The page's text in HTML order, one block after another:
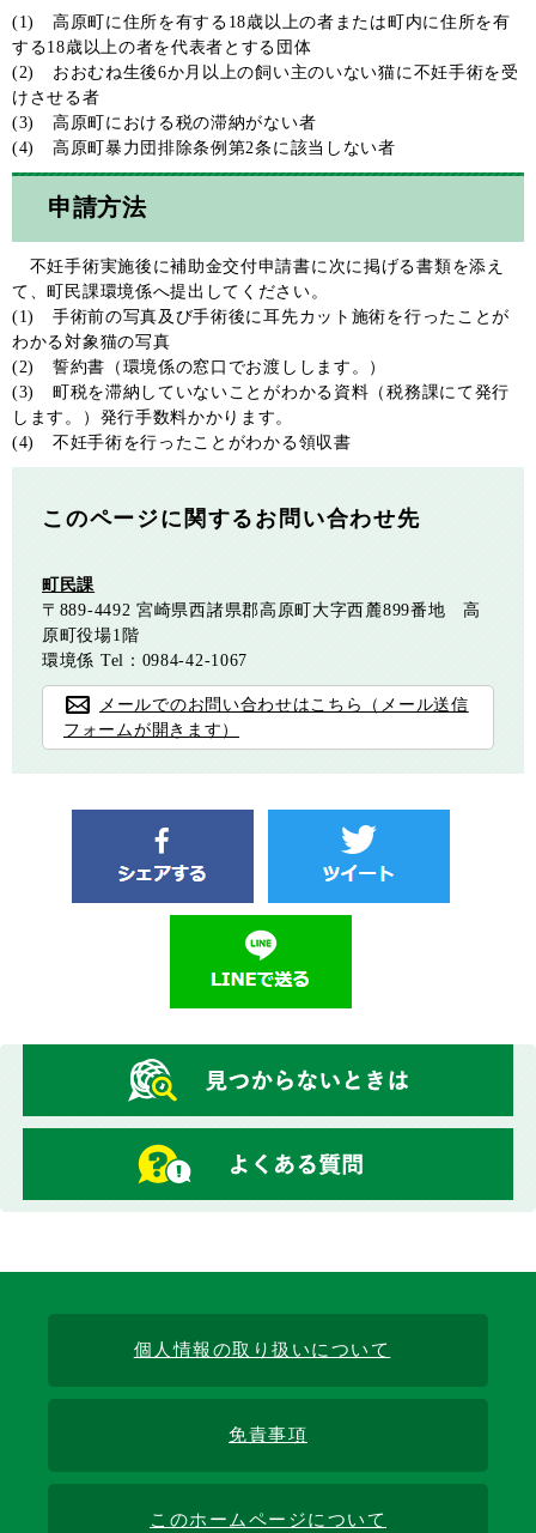
(1) 高原町に住所を有する18歳以上の者または町内に住所を有
する18歳以上の者を代表者とする団体
(2) おおむね生後6か月以上の飼い主のいない猫に不妊手術を受
けさせる者
(3) 高原町における税の滞納がない者
(4) 高原町暴力団排除条例第2条に該当しない者
申請方法
不妊手術実施後に補助金交付申請書に次に掲げる書類を添え
て、町民課環境係へ提出してください。
(1) 手術前の写真及び手術後に耳先カット施術を行ったことが
わかる対象猫の写真
(2) 誓約書（環境係の窓口でお渡しします。）
(3) 町税を滞納していないことがわかる資料（税務課にて発行
します。）発行手数料かかります。
(4) 不妊手術を行ったことがわかる領収書
このページに関するお問い合わせ先
町民課
〒889-4492 宮崎県西諸県郡高原町大字西麓899番地 高
原町役場1階
環境係 Tel：0984-42-1067
メールでのお問い合わせはこちら（メール送信
フォームが開きます）
個人情報の取り扱いについて
免責事項
このホームページについて